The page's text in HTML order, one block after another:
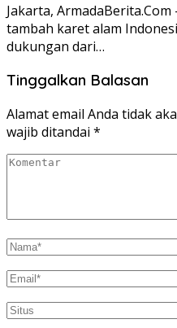
Jakarta,
tambah karet alam
dukungan dari…
Tinggalkan Balasan
Alamat email Anda tidak
wajib ditandai *